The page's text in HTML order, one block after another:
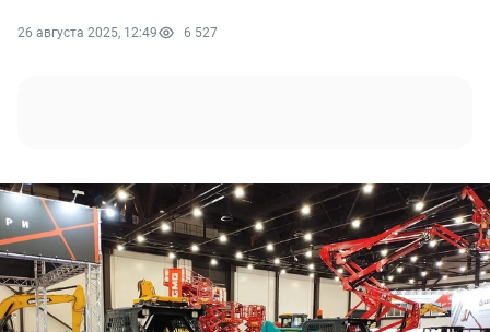
26 августа 2025, 12:49 6 527